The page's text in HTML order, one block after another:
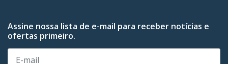
Assine nossa lista de e-mail para receber notícias e
ofertas primeiro.